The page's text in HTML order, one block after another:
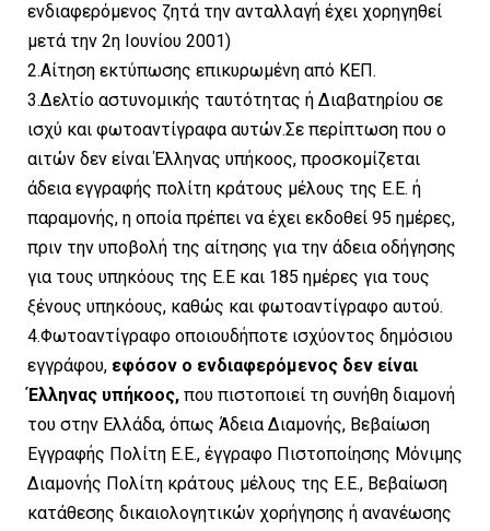
ενδιαφερόμενος ζητά την ανταλλαγή έχει χορηγηθεί
μετά την 2η Ιουνίου 2001)
2.Αίτηση εκτύπωσης επικυρωμένη από ΚΕΠ.
3.Δελτίο αστυνομικής ταυτότητας ή Διαβατηρίου σε
ισχύ και φωτοαντίγραφα αυτών.Σε περίπτωση που ο
αιτών δεν είναι Έλληνας υπήκοος, προσκομίζεται
άδεια εγγραφής πολίτη κράτους μέλους της Ε.Ε. ή
παραμονής, η οποία πρέπει να έχει εκδοθεί 95 ημέρες,
πριν την υποβολή της αίτησης για την άδεια οδήγησης
για τους υπηκόους της Ε.Ε και 185 ημέρες για τους
ξένους υπηκόους, καθώς και φωτοαντίγραφο αυτού.
4.Φωτοαντίγραφο οποιουδήποτε ισχύοντος δημόσιου
εγγράφου, εφόσον ο ενδιαφερόμενος δεν είναι
Έλληνας υπήκοος, που πιστοποιεί τη συνήθη διαμονή
του στην Ελλάδα, όπως Άδεια Διαμονής, Βεβαίωση
Εγγραφής Πολίτη Ε.Ε., έγγραφο Πιστοποίησης Μόνιμης
Διαμονής Πολίτη κράτους μέλους της Ε.Ε., Βεβαίωση
κατάθεσης δικαιολογητικών χορήγησης ή ανανέωσης